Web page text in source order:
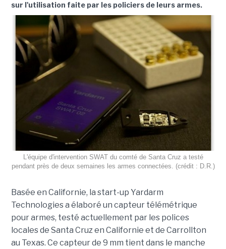
sur l'utilisation faite par les policiers de leurs armes.
L'équipe d'intervention SWAT du comté de Santa Cruz a testé
pendant près de deux semaines les armes connectées. (crédit : D.R.)
Basée en Californie, la start-up Yardarm
Technologies a élaboré un capteur télémétrique
pour armes, testé actuellement par les polices
locales de Santa Cruz en Californie et de Carrollton
au Texas. Ce capteur de 9 mm tient dans le manche